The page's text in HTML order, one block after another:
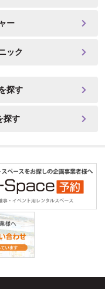
ー
ック
探す
探す